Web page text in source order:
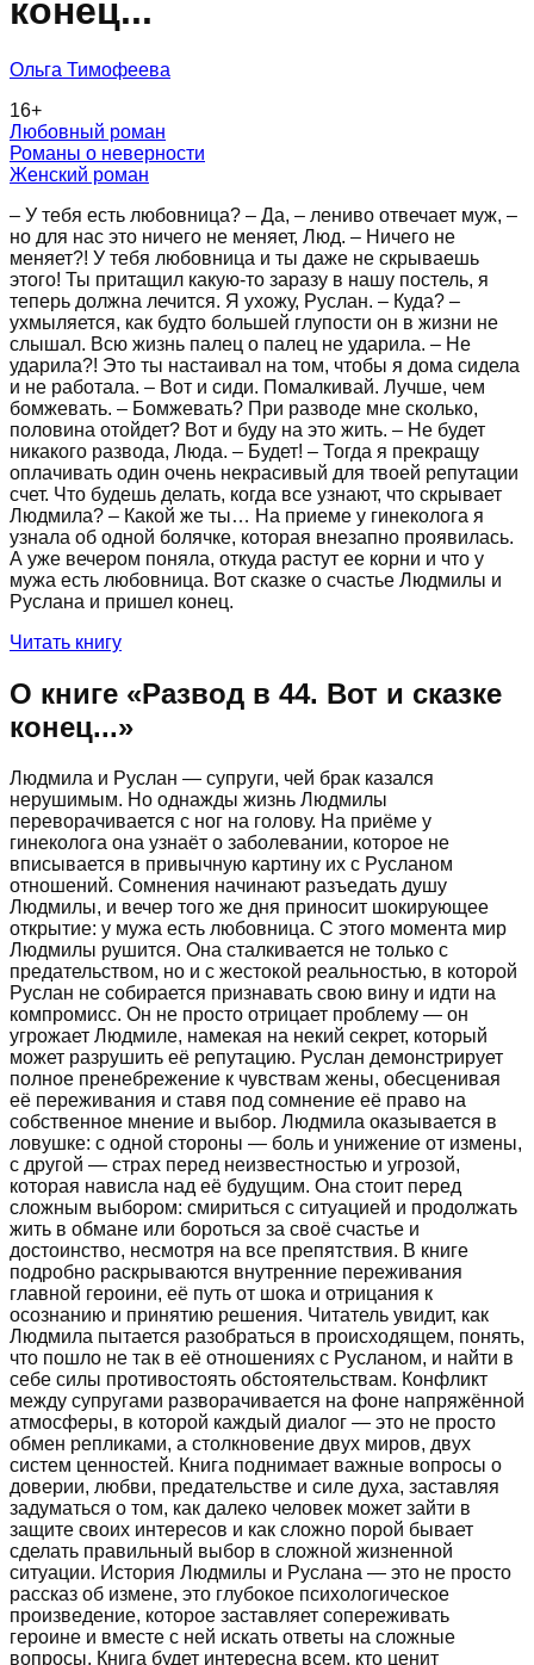
конец...
Ольга Тимофеева
16+
Любовный роман
Романы о неверности
Женский роман
– У тебя есть любовница? – Да, – лениво отвечает муж, –
но для нас это ничего не меняет, Люд. – Ничего не
меняет?! У тебя любовница и ты даже не скрываешь
этого! Ты притащил какую-то заразу в нашу постель, я
теперь должна лечится. Я ухожу, Руслан. – Куда? –
ухмыляется, как будто большей глупости он в жизни не
слышал. Всю жизнь палец о палец не ударила. – Не
ударила?! Это ты настаивал на том, чтобы я дома сидела
и не работала. – Вот и сиди. Помалкивай. Лучше, чем
бомжевать. – Бомжевать? При разводе мне сколько,
половина отойдет? Вот и буду на это жить. – Не будет
никакого развода, Люда. – Будет! – Тогда я прекращу
оплачивать один очень некрасивый для твоей репутации
счет. Что будешь делать, когда все узнают, что скрывает
Людмила? – Какой же ты… На приеме у гинеколога я
узнала об одной болячке, которая внезапно проявилась.
А уже вечером поняла, откуда растут ее корни и что у
мужа есть любовница. Вот сказке о счастье Людмилы и
Руслана и пришел конец.
Читать книгу
О книге «Развод в 44. Вот и сказке
конец...»
Людмила и Руслан — супруги, чей брак казался
нерушимым. Но однажды жизнь Людмилы
переворачивается с ног на голову. На приёме у
гинеколога она узнаёт о заболевании, которое не
вписывается в привычную картину их с Русланом
отношений. Сомнения начинают разъедать душу
Людмилы, и вечер того же дня приносит шокирующее
открытие: у мужа есть любовница. С этого момента мир
Людмилы рушится. Она сталкивается не только с
предательством, но и с жестокой реальностью, в которой
Руслан не собирается признавать свою вину и идти на
компромисс. Он не просто отрицает проблему — он
угрожает Людмиле, намекая на некий секрет, который
может разрушить её репутацию. Руслан демонстрирует
полное пренебрежение к чувствам жены, обесценивая
её переживания и ставя под сомнение её право на
собственное мнение и выбор. Людмила оказывается в
ловушке: с одной стороны — боль и унижение от измены,
с другой — страх перед неизвестностью и угрозой,
которая нависла над её будущим. Она стоит перед
сложным выбором: смириться с ситуацией и продолжать
жить в обмане или бороться за своё счастье и
достоинство, несмотря на все препятствия. В книге
подробно раскрываются внутренние переживания
главной героини, её путь от шока и отрицания к
осознанию и принятию решения. Читатель увидит, как
Людмила пытается разобраться в происходящем, понять,
что пошло не так в её отношениях с Русланом, и найти в
себе силы противостоять обстоятельствам. Конфликт
между супругами разворачивается на фоне напряжённой
атмосферы, в которой каждый диалог — это не просто
обмен репликами, а столкновение двух миров, двух
систем ценностей. Книга поднимает важные вопросы о
доверии, любви, предательстве и силе духа, заставляя
задуматься о том, как далеко человек может зайти в
защите своих интересов и как сложно порой бывает
сделать правильный выбор в сложной жизненной
ситуации. История Людмилы и Руслана — это не просто
рассказ об измене, это глубокое психологическое
произведение, которое заставляет сопереживать
героине и вместе с ней искать ответы на сложные
вопросы. Книга будет интересна всем, кто ценит